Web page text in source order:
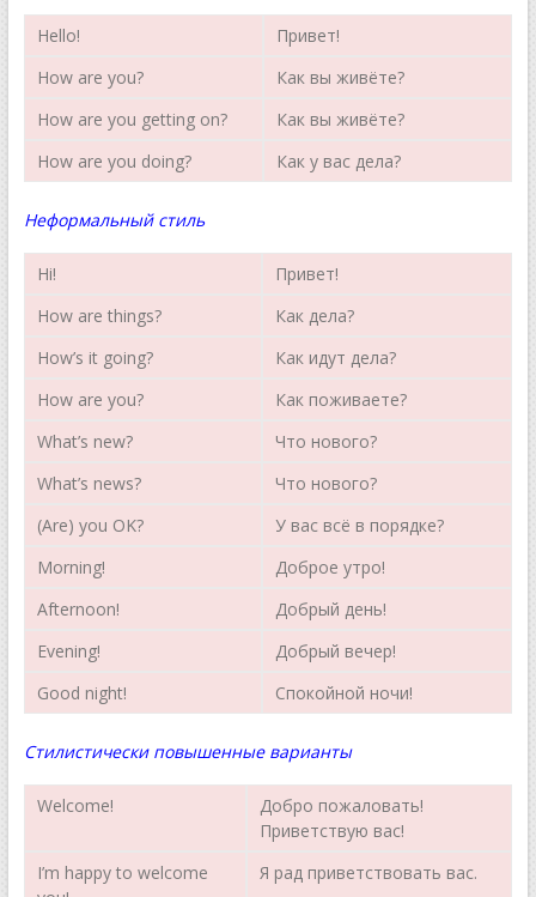
Hello!
Привет!
How are you?
Как вы живёте?
How are you getting on?
Как вы живёте?
How are you doing?
Как у вас дела?
Неформальный стиль
Hi!
Привет!
How are things?
Как дела?
How’s it going?
Как идут дела?
How are you?
Как поживаете?
What’s new?
Что нового?
What’s news?
Что нового?
(Are) you OK?
У вас всё в порядке?
Morning!
Доброе утро!
Afternoon!
Добрый день!
Evening!
Добрый вечер!
Good night!
Спокойной ночи!
Стилистически повышенные варианты
Welcome!
Добро пожаловать!
Приветствую вас!
I’m happy to welcome
Я рад приветствовать вас.